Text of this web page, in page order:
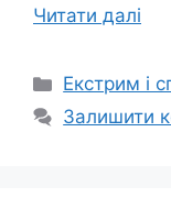
Читати далі
Категорії
Екстрим і
Залишити